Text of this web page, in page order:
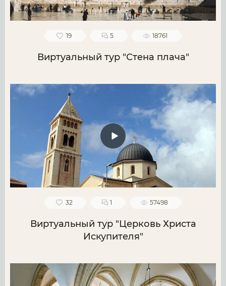
19 5 18761
Виртуальный тур "Стена плача"
32 1 57498
Виртуальный тур "Церковь Христа
Искупителя"